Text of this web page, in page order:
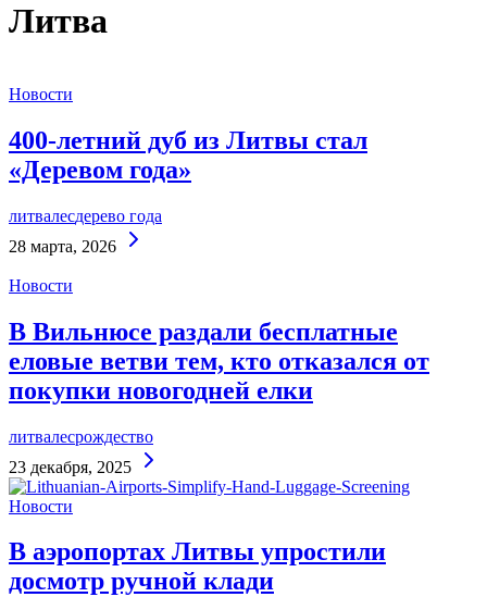
Литва
Новости
400-летний дуб из Литвы стал
«Деревом года»
литвалесдерево года
28 марта, 2026
Новости
В Вильнюсе раздали бесплатные
еловые ветви тем, кто отказался от
покупки новогодней елки
литвалесрождество
23 декабря, 2025
Новости
В аэропортах Литвы упростили
досмотр ручной клади